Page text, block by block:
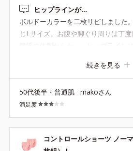
ヒップラインが…
ボルドーカラーを二枚リピしました
じLサイズ。お腹や脚ぐり周りは丁
ワンサイズ上げてもラインは出そう
ツやタイトスカートには向かない様
の様に、ヒップラインのゴムが柔ら
かであると、出ないと思います。。
かと思いますが、一つの意見として
す。
続きを見る
50代後半・普通肌 makoさん
満足度
コントロールショーツ ノー